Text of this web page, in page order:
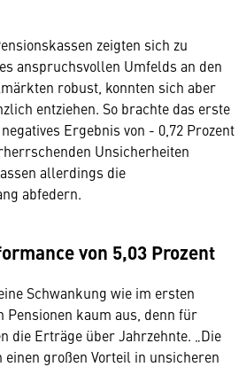
zeigten sich zu
anspruchsvollen Umfelds an den
robust, konnten sich aber
entziehen. So brachte das erste
Ergebnis von - 0,72 Prozent
Unsicherheiten
allerdings die
abfedern.
von 5,03 Prozent
Schwankung wie im ersten
Pensionen kaum aus, denn für
die Erträge über Jahrzehnte. „Die
einen großen Vorteil in unsicheren